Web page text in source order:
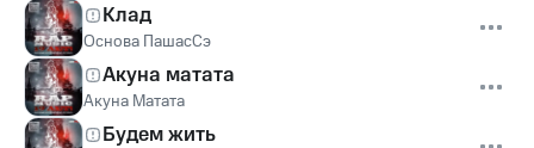
Клад
Основа ПашасСэ
Акуна матата
Акуна Матата
Будем жить